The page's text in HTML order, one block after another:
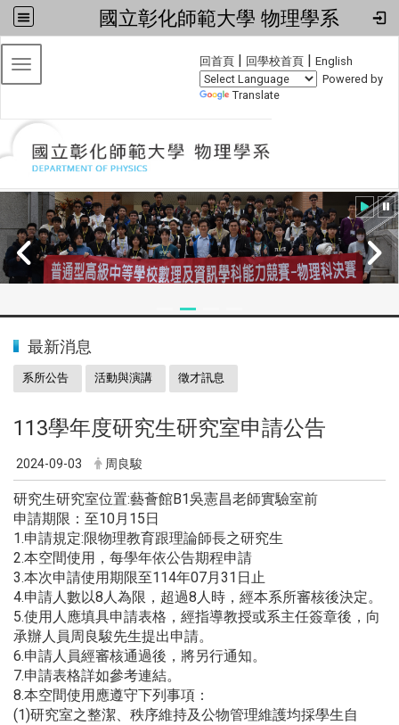
國立彰化師範大學 物理學系
回首頁 | 回學校首頁 | English
Powered by
Translate
Toggle navigation
最新消息
系所公告 活動與演講 徵才訊息
113學年度研究生研究室申請公告
2024-09-03 周良駿
研究生研究室位置:藝薈館B1吳憲昌老師實驗室前
申請期限：至10月15日
1.申請規定:限物理教育跟理論師長之研究生
2.本空間使用，每學年依公告期程申請
3.本次申請使用期限至114年07月31日止
4.申請人數以8人為限，超過8人時，經本系所審核後決定。
5.使用人應填具申請表格，經指導教授或系主任簽章後，向
承辦人員周良駿先生提出申請。
6.申請人員經審核通過後，將另行通知。
7.申請表格詳如參考連結。
8.本空間使用應遵守下列事項：
(1)研究室之整潔、秩序維持及公物管理維護均採學生自